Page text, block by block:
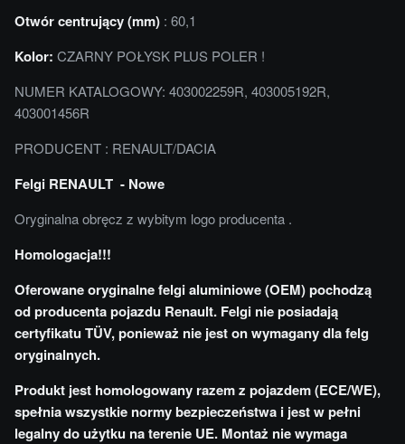
Otwór centrujący (mm) : 60,1
Kolor: CZARNY POŁYSK PLUS POLER !
NUMER KATALOGOWY: 403002259R, 403005192R,
403001456R
PRODUCENT : RENAULT/DACIA
Felgi RENAULT - Nowe
Oryginalna obręcz z wybitym logo producenta .
Homologacja!!!
Oferowane oryginalne felgi aluminiowe (OEM) pochodzą
od producenta pojazdu Renault. Felgi nie posiadają
certyfikatu TÜV, ponieważ nie jest on wymagany dla felg
oryginalnych.
Produkt jest homologowany razem z pojazdem (ECE/WE),
spełnia wszystkie normy bezpieczeństwa i jest w pełni
legalny do użytku na terenie UE. Montaż nie wymaga